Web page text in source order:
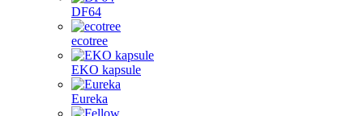
DF64
ecotree
EKO kapsule
Eureka